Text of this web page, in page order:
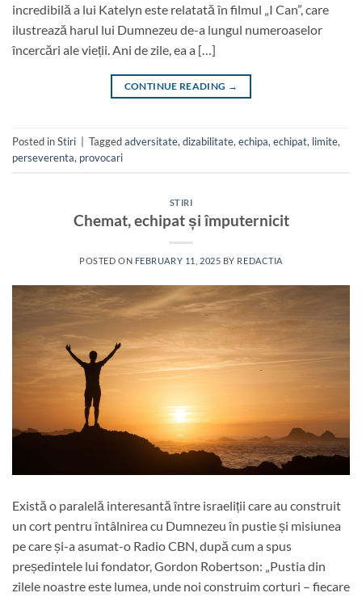
incredibilă a lui Katelyn este relatată în filmul „I Can”, care
ilustrează harul lui Dumnezeu de-a lungul numeroaselor
încercări ale vieții. Ani de zile, ea a […]
CONTINUE READING →
Posted inStiri Taggedadversitate, dizabilitate, echipa, echipat, limite,
perseverenta, provocari
STIRI
Chemat, echipat și împuternicit
POSTED ON FEBRUARY 11, 2025 BY REDACTIA
Există o paralelă interesantă între israeliții care au construit
un cort pentru întâlnirea cu Dumnezeu în pustie și misiunea
pe care și-a asumat-o Radio CBN, după cum a spus
președintele lui fondator, Gordon Robertson: „Pustia din
zilele noastre este lumea, unde noi construim corturi – fiecare